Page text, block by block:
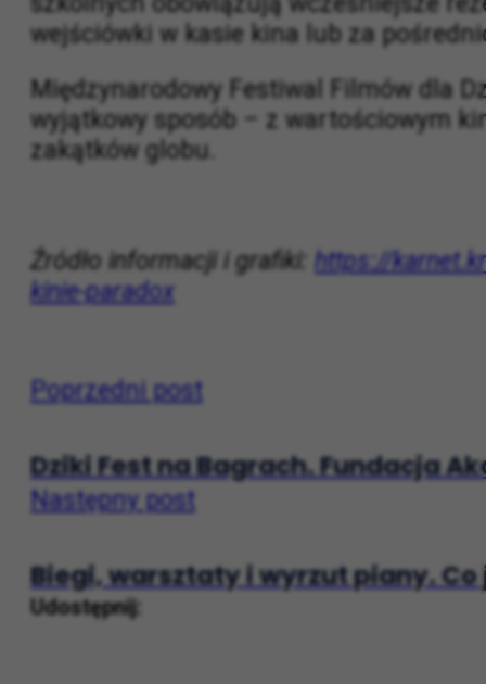
wejściówki w kasie kina lub za
Międzynarodowy Festiwal Filmów dla
wyjątkowy sposób – z wartościowym
zakątków globu.
Źródło informacji i grafiki: https://
kinie-paradox
Poprzedni post
Dziki Fest na Bagrach. Fundacja
Następny post
Biegi, warsztaty i wyrzut piany.
Udostępnij: